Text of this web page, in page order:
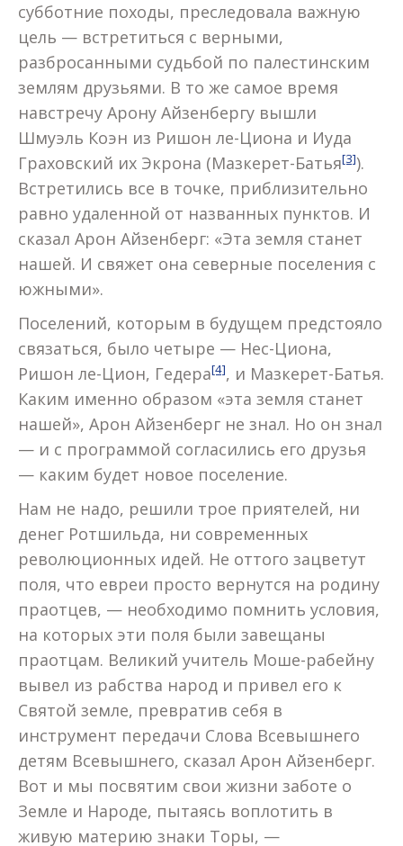
субботние походы, преследовала важную
цель — встретиться с верными,
разбросанными судьбой по палестинским
землям друзьями. В то же самое время
навстречу Арону Айзенбергу вышли
Шмуэль Коэн из Ришон ле-Циона и Иуда
Граховский их Экрона (Мазкерет-Батья[3]).
Встретились все в точке, приблизительно
равно удаленной от названных пунктов. И
сказал Арон Айзенберг: «Эта земля станет
нашей. И свяжет она северные поселения с
южными».
Поселений, которым в будущем предстояло
связаться, было четыре — Нес-Циона,
Ришон ле-Цион, Гедера[4], и Мазкерет-Батья.
Каким именно образом «эта земля станет
нашей», Арон Айзенберг не знал. Но он знал
— и с программой согласились его друзья
— каким будет новое поселение.
Нам не надо, решили трое приятелей, ни
денег Ротшильда, ни современных
революционных идей. Не оттого зацветут
поля, что евреи просто вернутся на родину
праотцев, — необходимо помнить условия,
на которых эти поля были завещаны
праотцам. Великий учитель Моше-рабейну
вывел из рабства народ и привел его к
Святой земле, превратив себя в
инструмент передачи Слова Всевышнего
детям Всевышнего, сказал Арон Айзенберг.
Вот и мы посвятим свои жизни заботе о
Земле и Народе, пытаясь воплотить в
живую материю знаки Торы, —